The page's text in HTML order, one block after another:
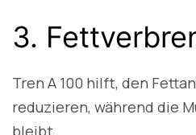
3.
Tren A 100 hilft, den
reduzieren, während die